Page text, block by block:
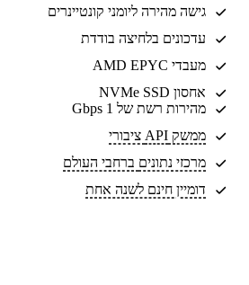
גישה מהירה ליומני קונטיינרים
עדכונים בלחיצה בודדת
מעבדי AMD EPYC
אחסון NVMe SSD
מהירות רשת של 1 Gbps
ממשק API ציבורי
מרכזי נתונים ברחבי העולם
דומיין חינם לשנה אחת